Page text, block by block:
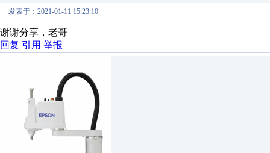
发表于：2021-01-11 15:23:10
谢谢分享，老哥
回复 引用 举报